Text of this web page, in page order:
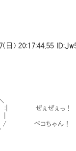
日) 20:17:44.55
ぜぇっ！
！ コッコ